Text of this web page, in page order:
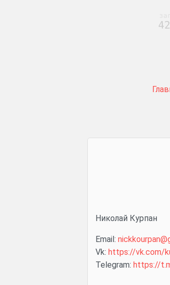
Николай Курпан
Email:
Vk: https://vk.com/
Telegram: https://